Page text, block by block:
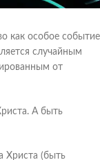
как особое событие
случайным
от
А быть
Христа (быть